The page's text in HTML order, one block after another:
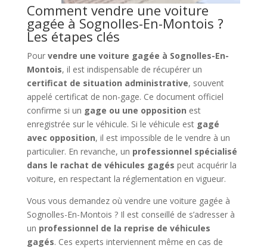
Comment vendre une voiture
gagée à Sognolles-En-Montois ?
Les étapes clés
Pour vendre une voiture gagée à Sognolles-En-
Montois, il est indispensable de récupérer un
certificat de situation administrative, souvent
appelé certificat de non-gage. Ce document officiel
confirme si un gage ou une opposition est
enregistrée sur le véhicule. Si le véhicule est gagé
avec opposition, il est impossible de le vendre à un
particulier. En revanche, un professionnel spécialisé
dans le rachat de véhicules gagés peut acquérir la
voiture, en respectant la réglementation en vigueur.
Vous vous demandez où vendre une voiture gagée à
Sognolles-En-Montois ? Il est conseillé de s’adresser à
un professionnel de la reprise de véhicules
gagés. Ces experts interviennent même en cas de